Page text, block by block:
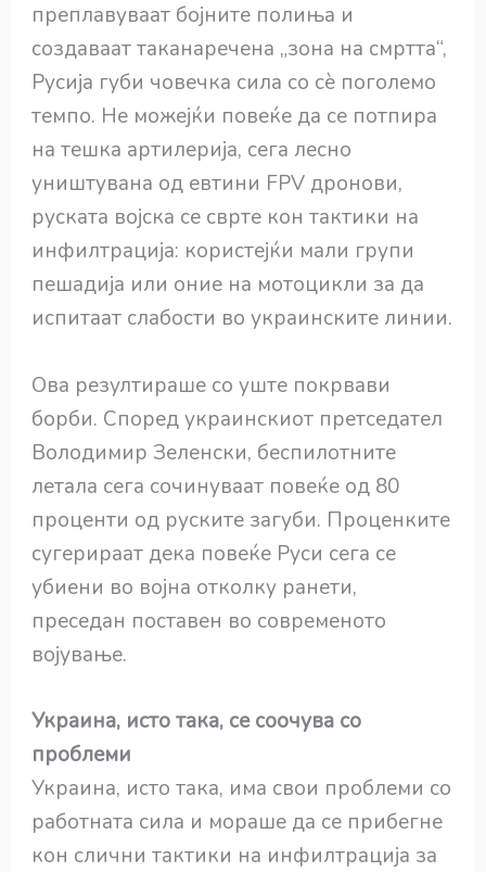
преплавуваат бојните полиња и
создаваат таканаречена „зона на смртта“,
Русија губи човечка сила со сè поголемо
темпо. Не можејќи повеќе да се потпира
на тешка артилерија, сега лесно
уништувана од евтини FPV дронови,
руската војска се сврте кон тактики на
инфилтрација: користејќи мали групи
пешадија или оние на мотоцикли за да
испитаат слабости во украинските линии.
Ова резултираше со уште покрвави
борби. Според украинскиот претседател
Володимир Зеленски, беспилотните
летала сега сочинуваат повеќе од 80
проценти од руските загуби. Проценките
сугерираат дека повеќе Руси сега се
убиени во војна отколку ранети,
преседан поставен во современото
војување.
Украина, исто така, се соочува со
проблеми
Украина, исто така, има свои проблеми со
работната сила и мораше да се прибегне
кон слични тактики на инфилтрација за